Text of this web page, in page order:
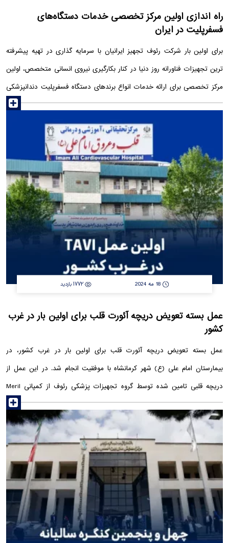
راه اندازی اولین مرکز تخصصی خدمات دستگاه‌های
فسفرپلیت در ایران
برای اولین بار شرکت رئوف تجهیز ایرانیان با سرمایه گذاری در تهیه پیشرفته
ترین تجهیزات فناورانه روز دنیا در کنار بکارگیری نیروی انسانی متخصص، اولین
مرکز تخصصی برای ارائه خدمات انواع برندهای دستگاه فسفرپلیت دندانپزشکی
را در ایران راه اندازی کرده است. بیشتر از 10 سال از ورود اولین سری از
دستگاه‌های تصویربرداری تک‌دندان دندانپزشکی با فناوری فسفرپلیت در ایران
می گذرد. این فناوری با گذر زمان به دلیل مزایای مختلف نسبت به فناوری
سنسورهای دیجیتال داخل دهانی (RVG)، توانسته است سهم بیشتری از بازار
هدف را کسب نماید. امروزه استفاده از دستگاه‌های فسفرپلیت در کلینیک‌ها و
مطب‌های دندانپزشکی به یک ...
read more
18 مه 2024 1772 بازدید
عمل بسته تعویض دریچه آئورت قلب برای اولین بار در غرب
کشور
عمل بسته تعویض دریچه آئورت قلب برای اولین بار در غرب کشور، در
بیمارستان امام علی (ع) شهر کرمانشاه با موفقیت انجام شد. در این عمل از
دریچه قلبی تامین شده توسط گروه تجهیزات پزشکی رئوف از کمپانی Meril
برند Myval استفاده شد. علی رغم کهولت سن، فشار خون بالا و دیابت بیمار،
دریچه قلب رئوف در کنار مهارت بالای پزشکان دخیل در این عمل، عملکرد کم
نظیری داشتند. عمل TAVI (Transcutaneous Aortic Valve Implantation)
بصورت کم تهاجمی، بدون بیهوشی و با استفاده از روش‌های آنژیوگرافی و از راه
عروق محیطی قابل انجام است.
read more